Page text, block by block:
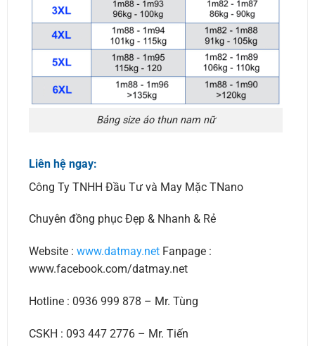
Bảng size áo thun nam nữ
Liên hệ ngay:
Công Ty TNHH Đầu Tư và May Mặc TNano
Chuyên đồng phục Đẹp & Nhanh & Rẻ
Website : www.datmay.netFanpage :
www.facebook.com/datmay.net
Hotline : 0936 999 878 – Mr. Tùng
CSKH : 093 447 2776 – Mr. Tiến